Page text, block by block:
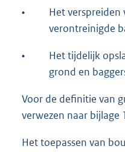
•
Het verspreiden
verontreinigde
•
Het tijdelijk
grond en
Voor de definitie van
verwezen naar bijlage
Het toepassen van